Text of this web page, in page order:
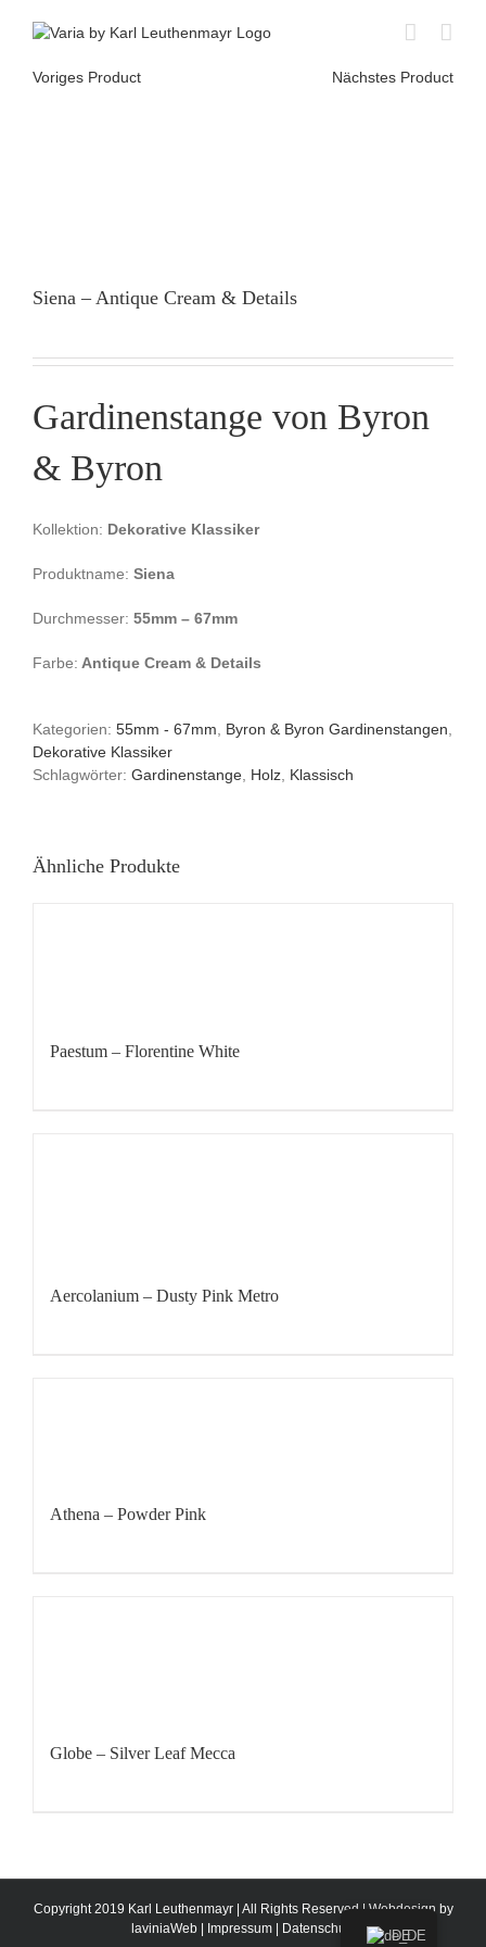
Voriges Product
Nächstes Product
Siena – Antique Cream & Details
Gardinenstange von Byron
& Byron
Kollektion: Dekorative Klassiker
Produktname: Siena
Durchmesser: 55mm – 67mm
Farbe: Antique Cream & Details
Kategorien: 55mm - 67mm Byron & Byron Gardinenstangen
Dekorative Klassiker
Schlagwörter: Gardinenstange Holz Klassisch
Ähnliche Produkte
Paestum – Florentine White
Aercolanium – Dusty Pink Metro
Athena – Powder Pink
Globe – Silver Leaf Mecca
Copyright 2019 Karl Leuthenmayr | All Rights Reserved | Webdesign by
laviniaWeb| Impressum| Datenschutz DE